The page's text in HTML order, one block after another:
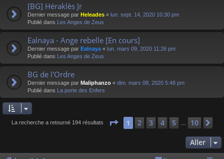
[BG] Héraklès Jr
Dernier message par Heleades « lun. sept. 14, 2020 10:30 pm
Publié dans Les Anges de Zeus
Ealnaya - Ange rebelle [En cours]
Dernier message par Ealnaya « lun. mars 09, 2020 11:26 pm
Publié dans Les Anges de Zeus
BG de l'Ordre
Dernier message par Maliphanzo « dim. mars 08, 2020 5:48 pm
Publié dans La porte des Enfers
La recherche a retourné 194 résultats Page 1sur 10
1 2 3 4 5 10
Aller